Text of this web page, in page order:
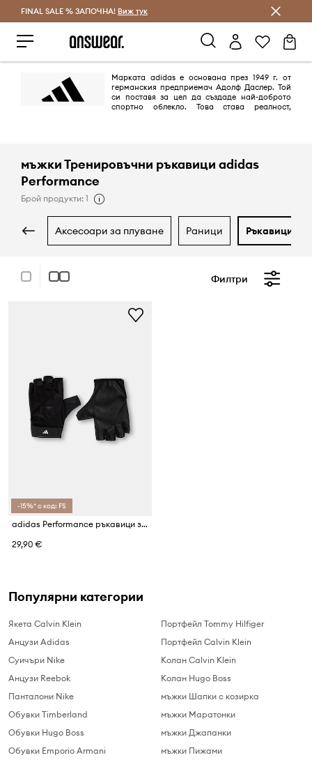
Спестявай с Answear Club
FINAL SALE % ЗАПОЧНА! Виж тук
Марката adidas е основана през 1949 г. от
германския предприемач Адолф Даслер. Той
си поставя за цел да създаде най-доброто
спортно облекло. Това става реалност,
мъжки Тренировъчни ръкавици adidas
Performance
Брой продукти: 1
аксесоари за плуване раници ръкавици
Филтри
-15%* с код: FS
adidas Performance ръкавици за трениране
29,90 €
Популярни категории
Якета Calvin Klein
Анцузи Adidas
Суичъри Nike
Анцузи Reebok
Панталони Nike
Обувки Timberland
Обувки Hugo Boss
Обувки Emporio Armani
Портфейл Tommy Hilfiger
Портфейл Calvin Klein
Колан Calvin Klein
Колан Hugo Boss
мъжки Шапки с козирка
мъжки Маратонки
мъжки Джапанки
мъжки Пижами